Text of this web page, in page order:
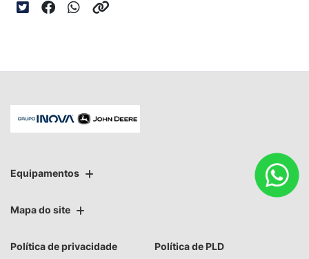
Equipamentos
Mapa do site
Política de privacidade Política de PLD